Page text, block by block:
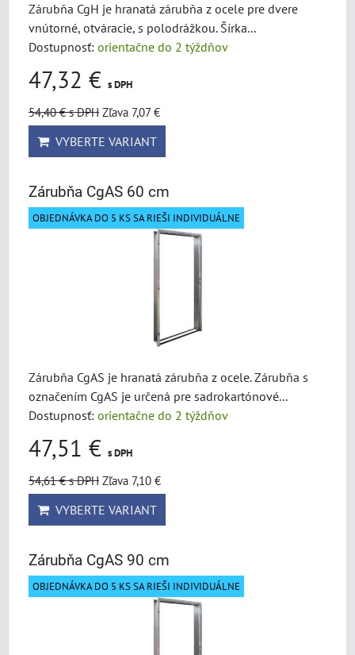
Zárubňa CgH je hranatá zárubňa z ocele pre dvere
vnútorné, otváracie, s polodrážkou. Šírka...
Dostupnosť: orientačne do 2 týždňov
47,32 € s DPH
54,40 €s DPH Zľava 7,07 €
VYBERTE VARIANT
Zárubňa CgAS 60 cm
OBJEDNÁVKA DO 5 KS SA RIEŠI INDIVIDUÁLNE
Zárubňa CgAS je hranatá zárubňa z ocele. Zárubňa s
označením CgAS je určená pre sadrokartónové...
Dostupnosť: orientačne do 2 týždňov
47,51 € s DPH
54,61 €s DPH Zľava 7,10 €
VYBERTE VARIANT
Zárubňa CgAS 90 cm
OBJEDNÁVKA DO 5 KS SA RIEŠI INDIVIDUÁLNE